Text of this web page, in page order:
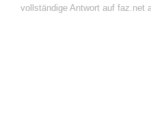
vollständige Antwort auf faz.net